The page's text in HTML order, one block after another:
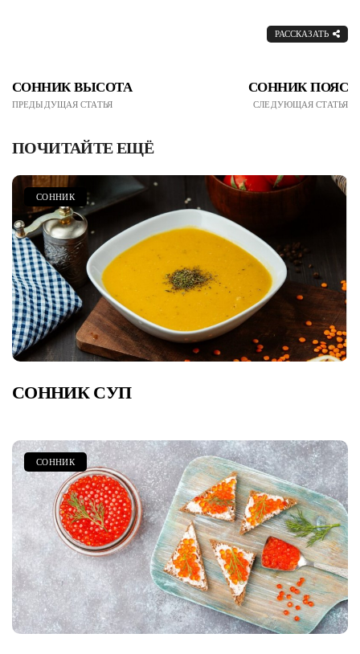
РАССКАЗАТЬ
СОННИК ВЫСОТА
ПРЕДЫДУЩАЯ СТАТЬЯ
СОННИК ПОЯС
СЛЕДУЮЩАЯ СТАТЬЯ
ПОЧИТАЙТЕ ЕЩЁ
СОННИК
СОННИК СУП
СОННИК